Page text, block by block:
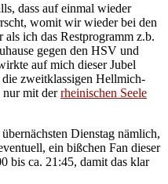
dass auf einmal wieder
womit wir wieder bei den
ich das Restprogramm z.b.
gegen den HSV und
auf mich dieser Jubel
die zweitklassigen Hellmich-
nur mit derrheinischen Seele
Dienstag nämlich,
ein bißchen Fan dieser
bis ca. 21:45, damit das klar